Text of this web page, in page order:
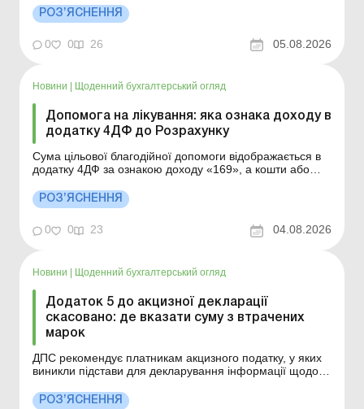
01.08.2026. Деталі див. нижче. Більше за темою:
Квартальна форма Податкового розрахунку для ФОП
Податковий розрахунок за оновленою формою
юрособи вперше ...
РОЗ’ЯСНЕННЯ
0 0 26 05.08.2026
Новини Щоденний бухгалтерський огляд
Допомога на лікування: яка ознака доходу в
додатку 4ДФ до Розрахунку
Сума цільової благодійної допомоги відображається в
додатку 4ДФ за ознакою доходу «169», а кошти або
медичне обслуговування, відображаються в додатку
4ДФ за ознакою доходу «143». Більше за темою:
РОЗ’ЯСНЕННЯ
0 0 23 04.08.2026
Новини | Щоденний бухгалтерський огляд
Додаток 5 до акцизної декларації
скасовано: де вказати суму з втрачених
марок
ДПС рекомендує платникам акцизного податку, у яких
виникли підстави для декларування інформації щодо
звітності за лютий – жовтень 2026 року, відображати
РОЗ’ЯСНЕННЯ